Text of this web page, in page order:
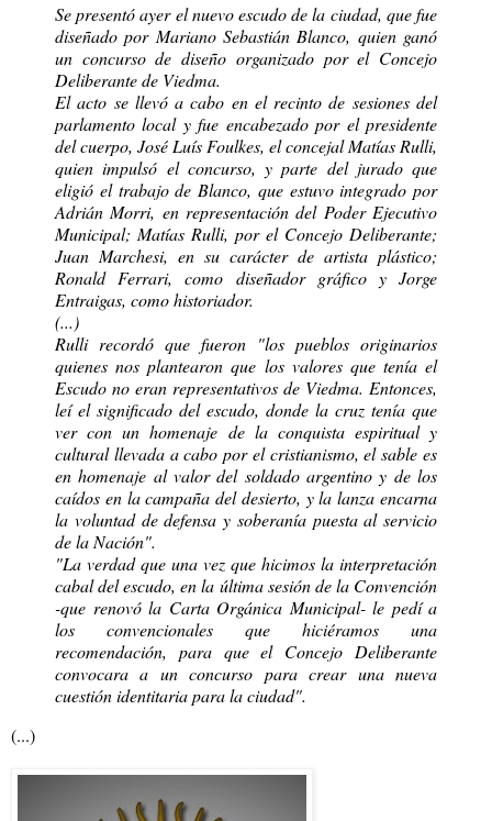
Se presentó ayer el nuevo escudo de la ciudad, que fue
diseñado por Mariano Sebastián Blanco, quien ganó
un concurso de diseño organizado por el Concejo
Deliberante de Viedma.
El acto se llevó a cabo en el recinto de sesiones del
parlamento local y fue encabezado por el presidente
del cuerpo, José Luís Foulkes, el concejal Matías Rulli,
quien impulsó el concurso, y parte del jurado que
eligió el trabajo de Blanco, que estuvo integrado por
Adrián Morri, en representación del Poder Ejecutivo
Municipal; Matías Rulli, por el Concejo Deliberante;
Juan Marchesi, en su carácter de artista plástico;
Ronald Ferrari, como diseñador gráfico y Jorge
Entraigas, como historiador.
(...)
Rulli recordó que fueron "los pueblos originarios
quienes nos plantearon que los valores que tenía el
Escudo no eran representativos de Viedma. Entonces,
leí el significado del escudo, donde la cruz tenía que
ver con un homenaje de la conquista espiritual y
cultural llevada a cabo por el cristianismo, el sable es
en homenaje al valor del soldado argentino y de los
caídos en la campaña del desierto, y la lanza encarna
la voluntad de defensa y soberanía puesta al servicio
de la Nación".
"La verdad que una vez que hicimos la interpretación
cabal del escudo, en la última sesión de la Convención
-que renovó la Carta Orgánica Municipal- le pedí a
los convencionales que hiciéramos una
recomendación, para que el Concejo Deliberante
convocara a un concurso para crear una nueva
cuestión identitaria para la ciudad".
(...)